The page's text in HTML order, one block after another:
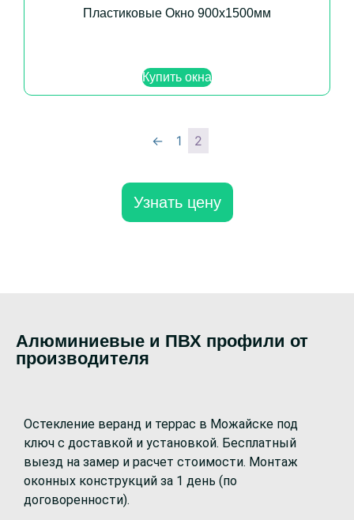
Пластиковые Окно 900х1500мм
Купить окна
← 1 2
Узнать цену
Алюминиевые и ПВХ профили от
производителя
Остекление веранд и террас в Можайске под
ключ с доставкой и установкой. Бесплатный
выезд на замер и расчет стоимости. Монтаж
оконных конструкций за 1 день (по
договоренности).